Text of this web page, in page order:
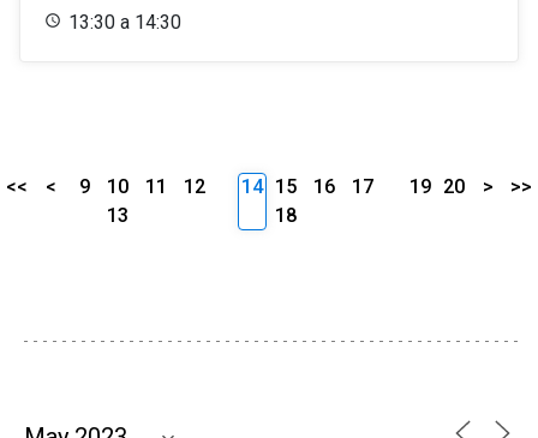
13:30 a 14:30
<< < 9 10 11
12
13
14 15 16
17
18
19 20 > >>